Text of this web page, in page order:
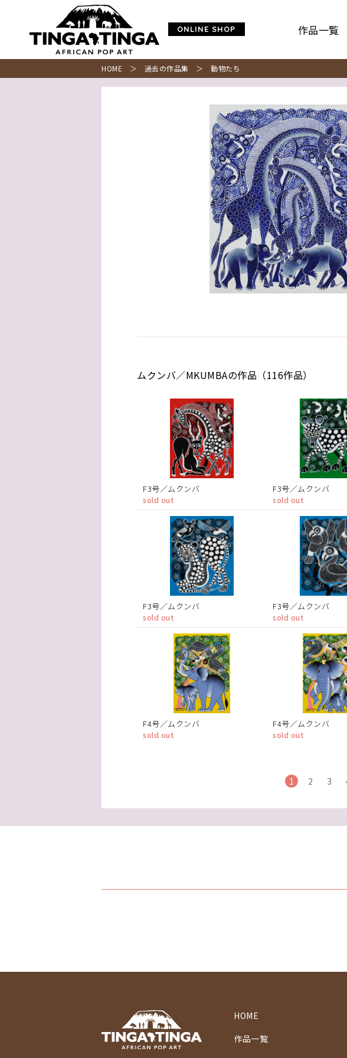
ONLINE SHOP 作品一覧
HOME ＞ 過去の作品集 ＞ 動物たち
ムクンバ／MKUMBAの作品（116作品）
F3号／ムクンバ
sold out
F3号／ムクンバ
sold out
F3号／ムクンバ
sold out
F3号／ムクンバ
sold out
F4号／ムクンバ
sold out
F4号／ムクンバ
sold out
1 2 3
HOME
作品一覧